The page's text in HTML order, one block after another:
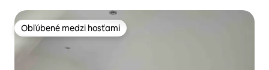
Obľúbené medzi hosťami
Obľúbené medzi hosťami